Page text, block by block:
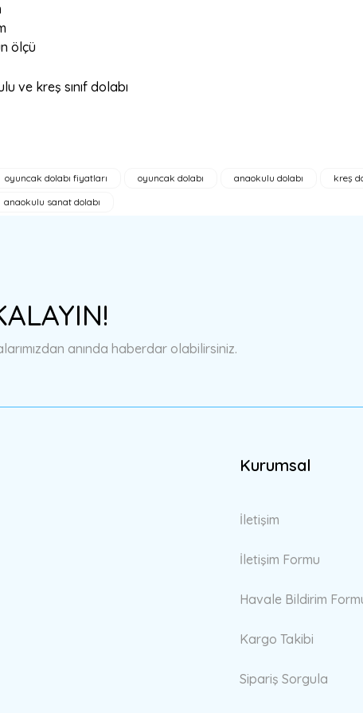
ölçü
oyuncak dolabı fiyatları oyuncak dolabı anaokulu dolabı kreş
anaokulu sanat dolabı
anında haberdar olabilirsiniz.
Kurumsal
İletişim
İletişim Formu
Havale Bildirim
Kargo Takibi
Sipariş Sorgula